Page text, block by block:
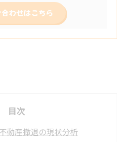
わせはこちら
目次
動産撤退の現状分析